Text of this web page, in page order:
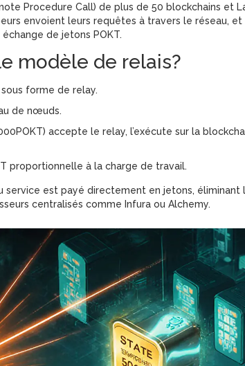
Procedure Call) de plus de 50 blockchains et
envoient leurs requêtes à travers le réseau, et
de jetons POKT.
modèle de relais?
forme de relay.
de nœuds.
accepte le relay, l’exécute sur la
proportionnelle à la charge de travail.
service est payé directement en jetons, éliminant
centralisés comme Infura ou Alchemy.